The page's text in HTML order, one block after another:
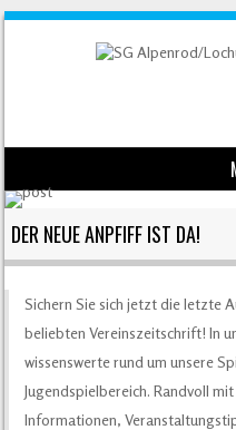
Skip to content
DER NEUE ANPFIFF IST DA!
Sichern Sie sich jetzt die letzte
beliebten Vereinszeitschrift! In
wissenswerte rund um unsere
Jugendspielbereich. Randvoll mit
Informationen,